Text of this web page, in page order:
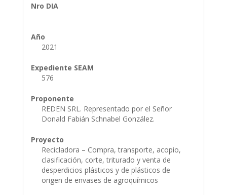
Nro DIA
Año
2021
Expediente SEAM
576
Proponente
REDEN SRL. Representado por el Señor
Donald Fabián Schnabel González.
Proyecto
Recicladora – Compra, transporte, acopio,
clasificación, corte, triturado y venta de
desperdicios plásticos y de plásticos de
origen de envases de agroquímicos